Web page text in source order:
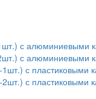
с алюминиевыми
с алюминиевыми
с пластиковыми
с пластиковыми